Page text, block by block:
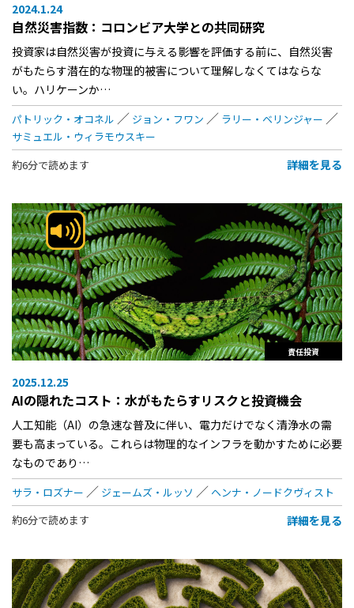
2024.1.24
自然災害指数：コロンビア大学との共同研究
投資家は自然災害が投資に与える影響を評価する前に、自然災害
がもたらす潜在的な物理的被害について理解しなくてはならな
い。ハリケーンか…
パトリック・オコネル ジョン・フワン
ラリー・ベリンジャー
サミュエル・ウィラモウスキー
約6分で読めます
詳細を見る
責任投資
2025.12.25
AIの隠れたコスト：水がもたらすリスクと投資機会
人工知能（AI）の急速な普及に伴い、電力だけでなく清浄水の需
要も高まっている。これらは物理的なインフラを動かすために必要
なものであり…
サラ・ロズナー ジェームズ・ルッソ
ヘンナ・ノードクヴィスト
約6分で読めます
詳細を見る